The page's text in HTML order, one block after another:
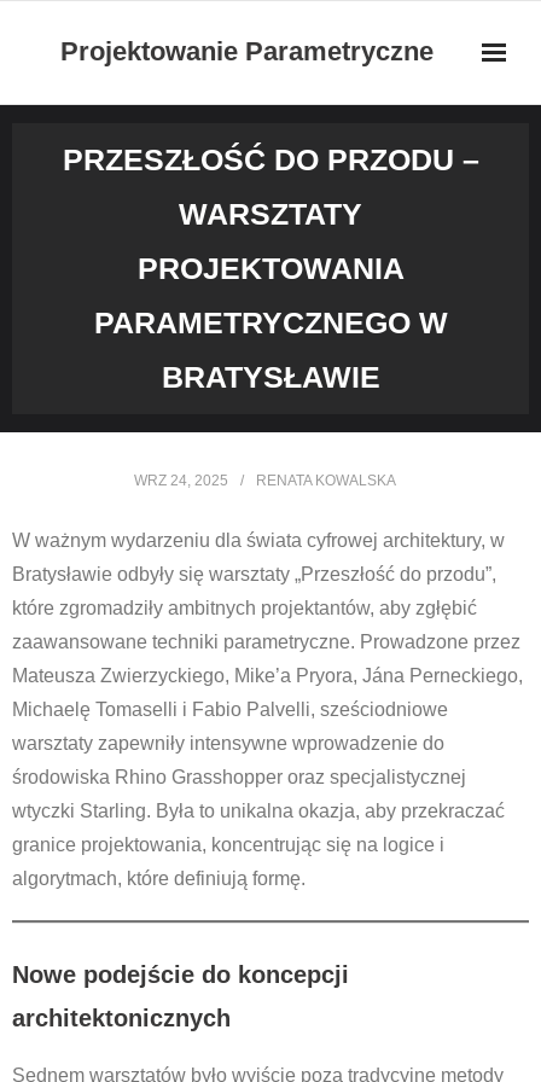
Projektowanie Parametryczne
PRZESZŁOŚĆ DO PRZODU –
WARSZTATY
PROJEKTOWANIA
PARAMETRYCZNEGO W
BRATYSŁAWIE
WRZ 24, 2025 RENATA KOWALSKA
W ważnym wydarzeniu dla świata cyfrowej architektury, w
Bratysławie odbyły się warsztaty „Przeszłość do przodu”,
które zgromadziły ambitnych projektantów, aby zgłębić
zaawansowane techniki parametryczne. Prowadzone przez
Mateusza Zwierzyckiego, Mike’a Pryora, Jána Perneckiego,
Michaelę Tomaselli i Fabio Palvelli, sześciodniowe
warsztaty zapewniły intensywne wprowadzenie do
środowiska Rhino Grasshopper oraz specjalistycznej
wtyczki Starling. Była to unikalna okazja, aby przekraczać
granice projektowania, koncentrując się na logice i
algorytmach, które definiują formę.
Nowe podejście do koncepcji
architektonicznych
Sednem warsztatów było wyjście poza tradycyjne metody